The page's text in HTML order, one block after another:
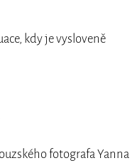
kdy je vysloveně
fotografa Yanna